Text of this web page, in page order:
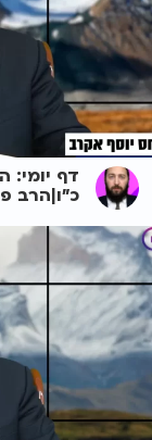
דף יומי:
כ"ו|הרב